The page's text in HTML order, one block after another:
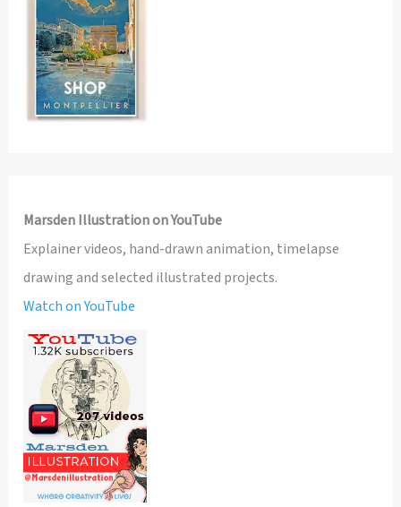
Marsden Illustration on YouTube
Explainer videos, hand-drawn animation, timelapse
drawing and selected illustrated projects.
Watch on YouTube